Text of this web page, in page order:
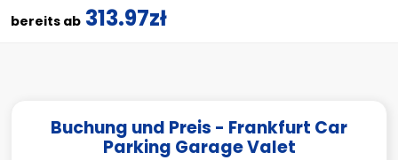
bereits ab 313.97zł
Buchung und Preis - Frankfurt Car
Parking Garage Valet